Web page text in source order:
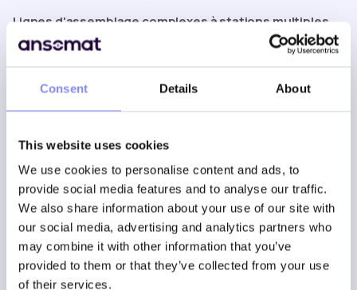
Consent Details About
This website uses cookies
We use cookies to personalise content and ads, to
provide social media features and to analyse our traffic.
We also share information about your use of our site with
our social media, advertising and analytics partners who
may combine it with other information that you’ve
provided to them or that they’ve collected from your use
of their services.
Lignes d'assemblage complexes à stations multiples
Dans les environnements de production multipostes, une
est essentielle.
Le logiciel d'instructions de travail
données à chaque station.
Assemblage aérospatial
Dans la fabrication aérospatiale, la précision, la traçabilité
et la conformité sont absolument essentielles. La moindre
erreur de fixation peut avoir de graves conséquences en
termes de sécurité et de réglementation. En associant un
logiciel d'instructions de travailà des outils de serrage